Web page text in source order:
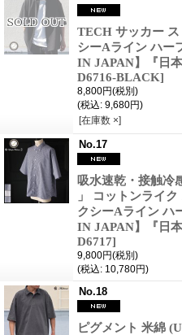
TECH サッカー
シーAライン ハー
IN JAPAN】『日
D6716-BLACK]
8,800円(税別)
(税込: 9,680円)
[在庫数 ×]
No.17
吸水速乾・接触冷
」 コットンライ
クシーAライン ハ
IN JAPAN】『日
D6717]
9,800円(税別)
(税込: 10,780円)
No.18
ピグメント 米綿